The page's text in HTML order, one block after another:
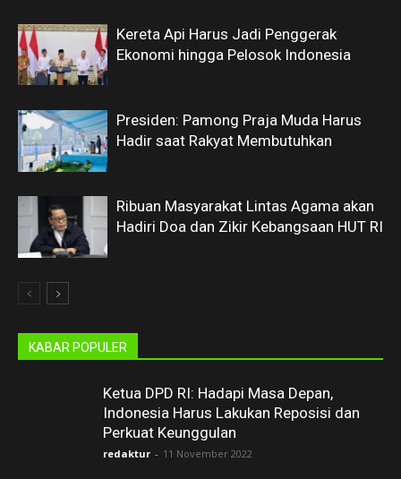
Kereta Api Harus Jadi Penggerak
Ekonomi hingga Pelosok Indonesia
Presiden: Pamong Praja Muda Harus
Hadir saat Rakyat Membutuhkan
Ribuan Masyarakat Lintas Agama akan
Hadiri Doa dan Zikir Kebangsaan HUT RI
KABAR POPULER
Ketua DPD RI: Hadapi Masa Depan,
Indonesia Harus Lakukan Reposisi dan
Perkuat Keunggulan
redaktur - 11 November 2022